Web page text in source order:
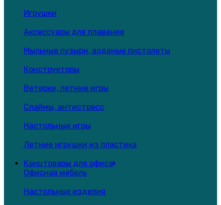
Игрушки
Аксессуары для плавания
Мыльные пузыри, водяные пистолеты
Конструкторы
Ветерки, летние игры
Слаймы, антистресс
Настольные игры
Летние игрушки из пластика
Канцтовары для офиса
Офисная мебель
Настольные изделия